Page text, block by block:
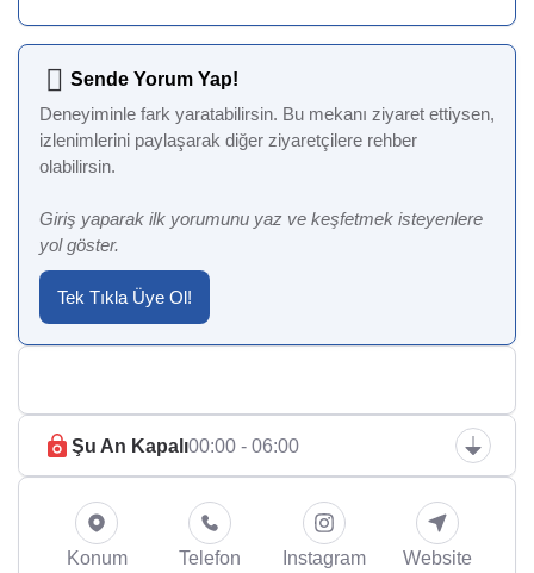
Sende Yorum Yap!
Deneyiminle fark yaratabilirsin. Bu mekanı ziyaret ettiysen,
izlenimlerini paylaşarak diğer ziyaretçilere rehber
olabilirsin.
Giriş yaparak ilk yorumunu yaz ve keşfetmek isteyenlere
yol göster.
Tek Tıkla Üye Ol!
Şu An Kapalı00:00 - 06:00
Konum Telefon Instagram Website